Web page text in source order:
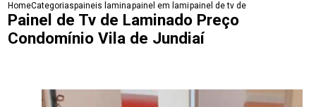
HomeCategoriaspaineis laminadospainel em laminadopainel de tv de laminado preco
Painel de Tv de Laminado Preço
Condomínio Vila de Jundiaí